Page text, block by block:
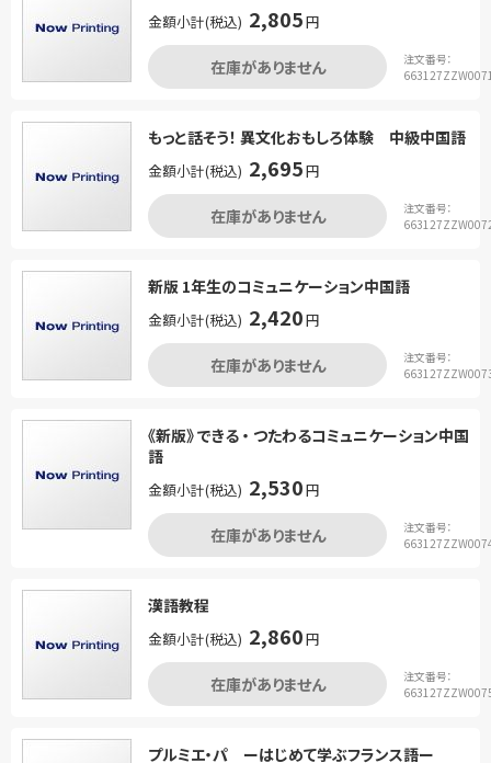
金額小計(税込) 2,805円
在庫がありません
注文番号：
もっと話そう！ 異文化おもしろ体験 中級中国語
金額小計(税込) 2,695円
在庫がありません
注文番号：
新版 1年生のコミュニケーション中国語
金額小計(税込) 2,420円
在庫がありません
注文番号：
《新版》 できる ・ つたわるコミュニケーション中国
語
金額小計(税込) 2,530円
在庫がありません
注文番号：
漢語教程
金額小計(税込) 2,860円
在庫がありません
注文番号：
プルミエ・パ ーはじめて学ぶフランス語ー